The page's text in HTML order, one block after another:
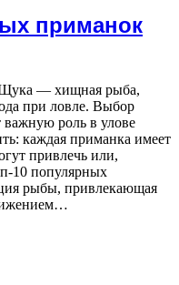
приманок
— хищная рыба,
при ловле. Выбор
роль в улове
каждая приманка имеет
привлечь или,
10 популярных
рыбы, привлекающая